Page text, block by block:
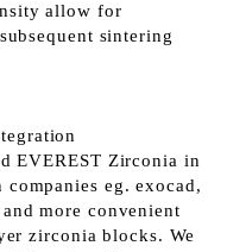
allow for
sintering
EVEREST Zirconia in
eg. exocad,
more convenient
zirconia blocks. We